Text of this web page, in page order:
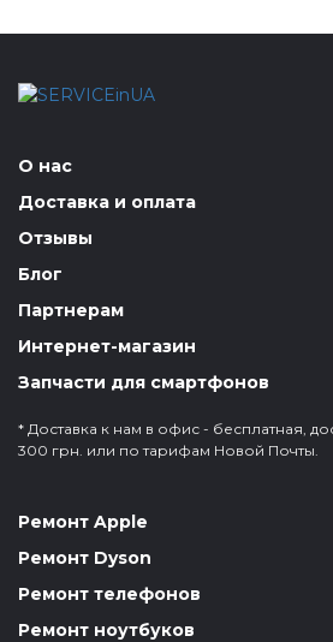
О нас
Доставка и оплата
Отзывы
Блог
Партнерам
Интернет-магазин
Запчасти для смартфонов
* Доставка к нам в офис - бесплатная,
300 грн. или по тарифам Новой Почты.
Ремонт Apple
Ремонт Dyson
Ремонт телефонов
Ремонт ноутбуков